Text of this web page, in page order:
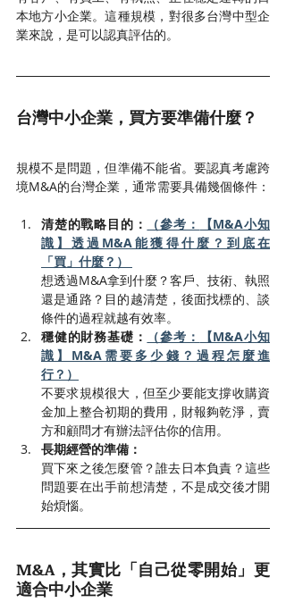
本地方小企業。這種規模，對很多台灣中型企
業來說，是可以認真評估的。
台灣中小企業，買方要準備什麼？
規模不是問題，但準備不能省。要認真考慮跨
境M&A的台灣企業，通常需要具備幾個條件：
清楚的戰略目的： （參考：
【M&A小知
識】透過M&A能獲得什麼？到底在
「買」什麼？ ）
想透過M&A拿到什麼？客戶、技術、執照
還是通路？目的越清楚，後面找標的、談
條件的過程就越有效率。
穩健的財務基礎：
（參考：
【M&A小知
識】M&A需要多少錢？過程怎麼進
行？ ）
不要求規模很大，但至少要能支撐收購資
金加上整合初期的費用，財報夠乾淨，賣
方和顧問才有辦法評估你的信用。
長期經營的準備：
買下來之後怎麼管？誰去日本負責？這些
問題要在出手前想清楚，不是成交後才開
始煩惱。
M&A，其實比「自己從零開始」更
適合中小企業